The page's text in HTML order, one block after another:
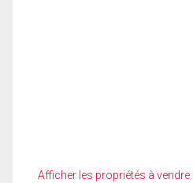
Afficher les propriétés à vendre